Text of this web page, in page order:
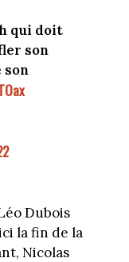
qui doit
son
son
Dubois
la fin de la
Nicolas